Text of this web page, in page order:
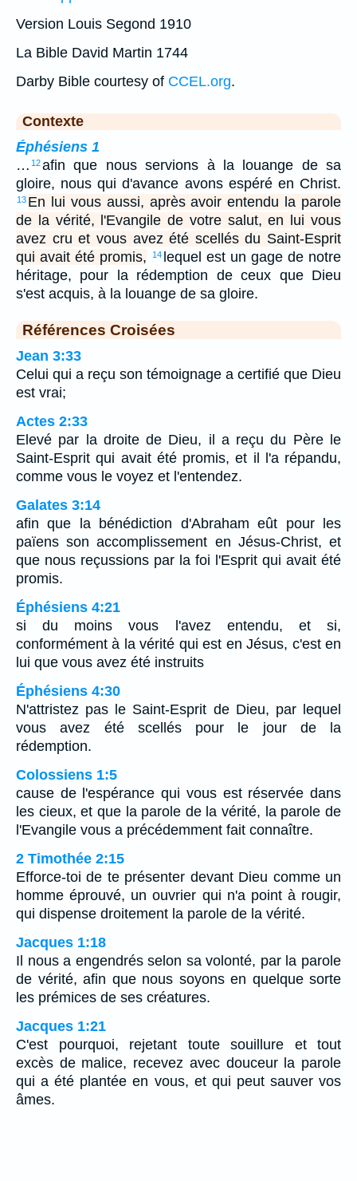
Version Louis Segond 1910
La Bible David Martin 1744
Darby Bible courtesy of CCEL.org.
Contexte
Éphésiens 1
… 12afin que nous servions à la louange de sa
gloire, nous qui d'avance avons espéré en Christ.
13 En lui vous aussi, après avoir entendu la parole
de la vérité, l'Evangile de votre salut, en lui vous
avez cru et vous avez été scellés du Saint-Esprit
qui avait été promis,
14 lequel est un gage de notre
héritage, pour la rédemption de ceux que Dieu
s'est acquis, à la louange de sa gloire.
Références Croisées
Jean 3:33
Celui qui a reçu son témoignage a certifié que Dieu
est vrai;
Actes 2:33
Elevé par la droite de Dieu, il a reçu du Père le
Saint-Esprit qui avait été promis, et il l'a répandu,
comme vous le voyez et l'entendez.
Galates 3:14
afin que la bénédiction d'Abraham eût pour les
païens son accomplissement en Jésus-Christ, et
que nous reçussions par la foi l'Esprit qui avait été
promis.
Éphésiens 4:21
si du moins vous l'avez entendu, et si,
conformément à la vérité qui est en Jésus, c'est en
lui que vous avez été instruits
Éphésiens 4:30
N'attristez pas le Saint-Esprit de Dieu, par lequel
vous avez été scellés pour le jour de la
rédemption.
Colossiens 1:5
cause de l'espérance qui vous est réservée dans
les cieux, et que la parole de la vérité, la parole de
l'Evangile vous a précédemment fait connaître.
2 Timothée 2:15
Efforce-toi de te présenter devant Dieu comme un
homme éprouvé, un ouvrier qui n'a point à rougir,
qui dispense droitement la parole de la vérité.
Jacques 1:18
Il nous a engendrés selon sa volonté, par la parole
de vérité, afin que nous soyons en quelque sorte
les prémices de ses créatures.
Jacques 1:21
C'est pourquoi, rejetant toute souillure et tout
excès de malice, recevez avec douceur la parole
qui a été plantée en vous, et qui peut sauver vos
âmes.